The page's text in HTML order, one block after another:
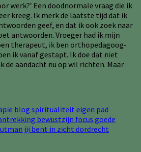
werk?’ Een doodnormale vraag die ik
kreeg. Ik merk de laatste tijd dat ik
geef, en dat ik ook zoek naar
antwoorden. Vroeger had ik mijn
therapeut, ik ben orthopedagoog-
ik vanaf gestapt. Ik doe dat niet
de aandacht nu op wil richten. Maar